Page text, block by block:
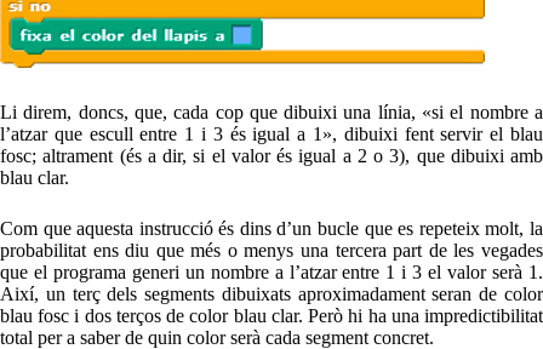
Li direm, doncs, que, cada cop que dibuixi una línia, «si el nombre a
l’atzar que escull entre 1 i 3 és igual a 1», dibuixi fent servir el blau
fosc; altrament (és a dir, si el valor és igual a 2 o 3), que dibuixi amb
blau clar.
Com que aquesta instrucció és dins d’un bucle que es repeteix molt, la
probabilitat ens diu que més o menys una tercera part de les vegades
que el programa generi un nombre a l’atzar entre 1 i 3 el valor serà 1.
Així, un terç dels segments dibuixats aproximadament seran de color
blau fosc i dos terços de color blau clar. Però hi ha una impredictibilitat
total per a saber de quin color serà cada segment concret.